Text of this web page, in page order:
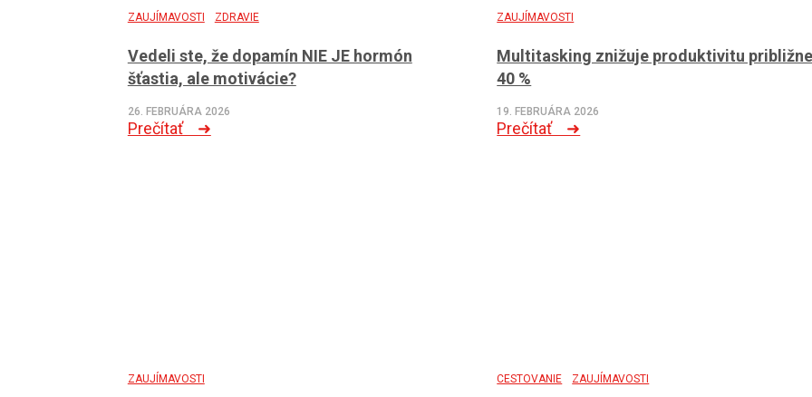
ZAUJÍMAVOSTI ZDRAVIE
Vedeli ste, že dopamín NIE JE hormón
šťastia, ale motivácie?
26. FEBRUÁRA 2026
Prečítať ➜
ZAUJÍMAVOSTI
Multitasking znižuje produktivitu
40 %
19. FEBRUÁRA 2026
Prečítať ➜
ZAUJÍMAVOSTI CESTOVANIE ZAUJÍMAVOSTI